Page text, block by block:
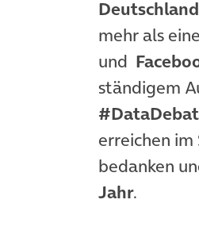
Deutschland
mehr als
und
ständigem
erreichen
bedanken
Jahr.